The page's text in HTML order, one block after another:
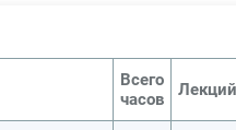
Всего
часов
Лекций